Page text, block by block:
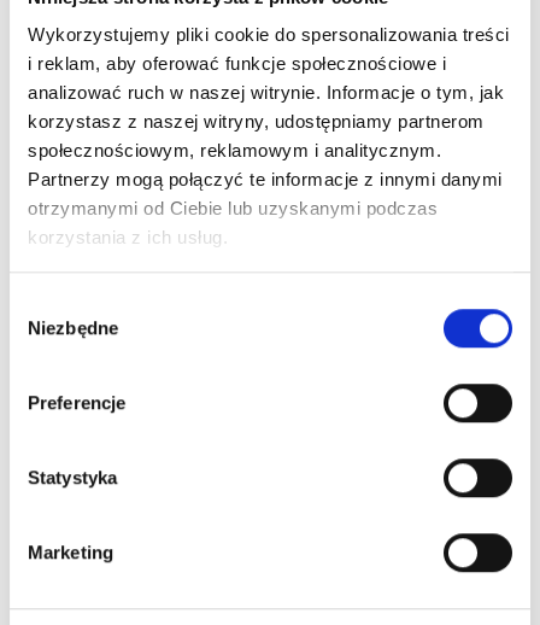
Wykorzystujemy pliki cookie do spersonalizowania treści
i reklam, aby oferować funkcje społecznościowe i
analizować ruch w naszej witrynie. Informacje o tym, jak
korzystasz z naszej witryny, udostępniamy partnerom
społecznościowym, reklamowym i analitycznym.
Partnerzy mogą połączyć te informacje z innymi danymi
otrzymanymi od Ciebie lub uzyskanymi podczas
korzystania z ich usług.
zgody
Niezbędne
Preferencje
Statystyka
Marketing
Akcesoria do sprzątania
Kwasek cytrynowy — zastosowanie w domu
Kwasek cytrynowy to naturalny, ekologiczny i
wszechstronny środek, który znajduje szerokie
zastosowanie w gospodarstwie domowym. W tym
artykule dowiesz się,...
16 grudnia, 2024
Magiczna gąbka — jak używać i co nią
Magiczna gąbka zdobywa coraz większą
Niezwykle skuteczna w usuwaniu trudnych